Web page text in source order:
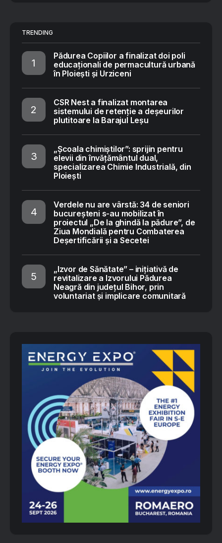
TRENDING
Pădurea Copiilor a finalizat doi poli
educaționali de permacultură urbană
în Ploiești și Urziceni
CSR Nest a finalizat montarea
sistemului de retenție a deșeurilor
plutitoare la Barajul Leșu
„Școala chimiștilor”: sprijin pentru
elevii din învățământul dual,
specializarea Chimie Industrială, din
Ploiești
Verdele nu are vârstă: 34 de seniori
bucureșteni s-au mobilizat în
proiectul „De la ghindă la pădure”, de
Ziua Mondială pentru Combaterea
Deșertificării și a Secetei
„Izvor de Sănătate” – inițiativă de
revitalizare a Izvorului Pădurea
Neagră din județul Bihor, prin
voluntariat și implicare comunitară